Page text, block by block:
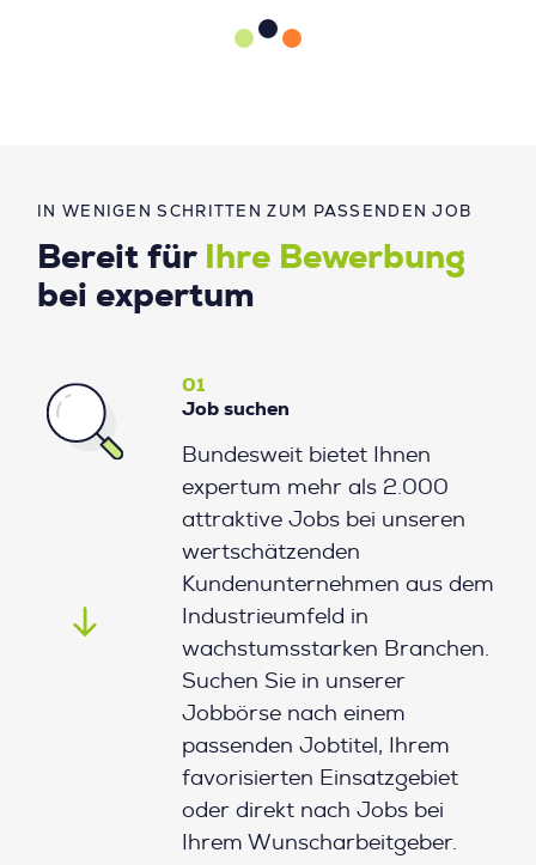
IN WENIGEN SCHRITTEN ZUM PASSENDEN JOB
Bereit für
Ihre Bewerbung
bei expertum
01
Job suchen
Bundesweit bietet Ihnen
expertum mehr als 2.000
attraktive Jobs bei unseren
wertschätzenden
Kundenunternehmen aus dem
Industrieumfeld in
wachstumsstarken Branchen.
Suchen Sie in unserer
Jobbörse nach einem
passenden Jobtitel, Ihrem
favorisierten Einsatzgebiet
oder direkt nach Jobs bei
Ihrem Wunscharbeitgeber.